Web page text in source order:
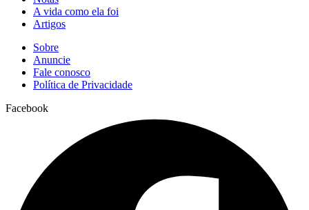
A vida como ela foi
Artigos
Sobre
Anuncie
Fale conosco
Política de Privacidade
Facebook